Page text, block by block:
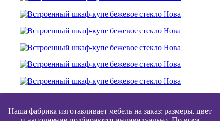
Наша фабрика изготавливает мебель на заказ: размеры, цвет